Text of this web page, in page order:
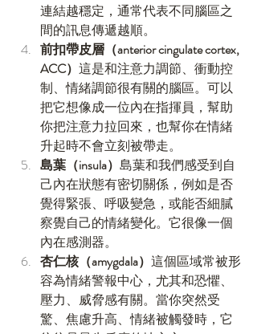
連結越穩定，通常代表不同腦區之
間的訊息傳遞越順。
前扣帶皮層（anterior cingulate cortex,
ACC） 這是和注意力調節、衝動控
制、情緒調節很有關的腦區。可以
把它想像成一位內在指揮員，幫助
你把注意力拉回來，也幫你在情緒
升起時不會立刻被帶走。
島葉（insula） 島葉和我們感受到自
己內在狀態有密切關係，例如是否
覺得緊張、呼吸變急，或能否細膩
察覺自己的情緒變化。它很像一個
內在感測器。
杏仁核（amygdala） 這個區域常被形
容為情緒警報中心，尤其和恐懼、
壓力、威脅感有關。當你突然受
驚、焦慮升高、情緒被觸發時，它